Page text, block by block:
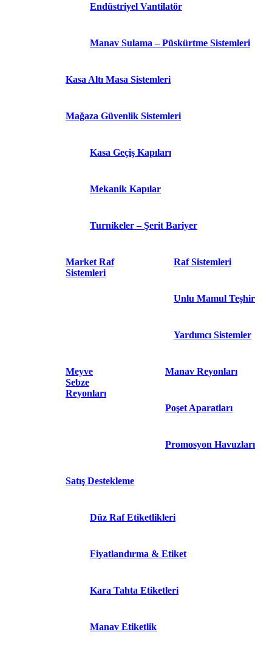
Endüstriyel Vantilatör
Manav Sulama – Püskürtme Sistemleri
Kasa Altı Masa Sistemleri
Mağaza Güvenlik Sistemleri
Kasa Geçiş Kapıları
Mekanik Kapılar
Turnikeler – Şerit Bariyer
Market Raf
Sistemleri
Raf Sistemleri
Unlu Mamul Teşhir
Yardımcı Sistemler
Meyve
Sebze
Reyonları
Manav Reyonları
Poşet Aparatları
Promosyon Havuzları
Satış Destekleme
Düz Raf Etiketlikleri
Fiyatlandırma & Etiket
Kara Tahta Etiketleri
Manav Etiketlik